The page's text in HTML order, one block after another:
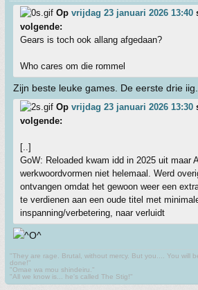
Op vrijdag 23 januari 2026 13:40
volgende:
Gears is toch ook allang afgedaan?
Who cares om die rommel
Zijn beste leuke games. De eerste drie iig.
Op vrijdag 23 januari 2026 13:30
volgende:
[..]
GoW: Reloaded kwam idd in 2025 uit maar
werkwoordvormen niet helemaal. Werd
ontvangen omdat het gewoon weer een
te verdienen aan een oude titel met
inspanning/verbetering, naar verluidt
"They are rage. Brutal, without mercy. But you.... You will
done!"
"Omae wa mou shindeiru."
"All we know is... he's called The Stig!"